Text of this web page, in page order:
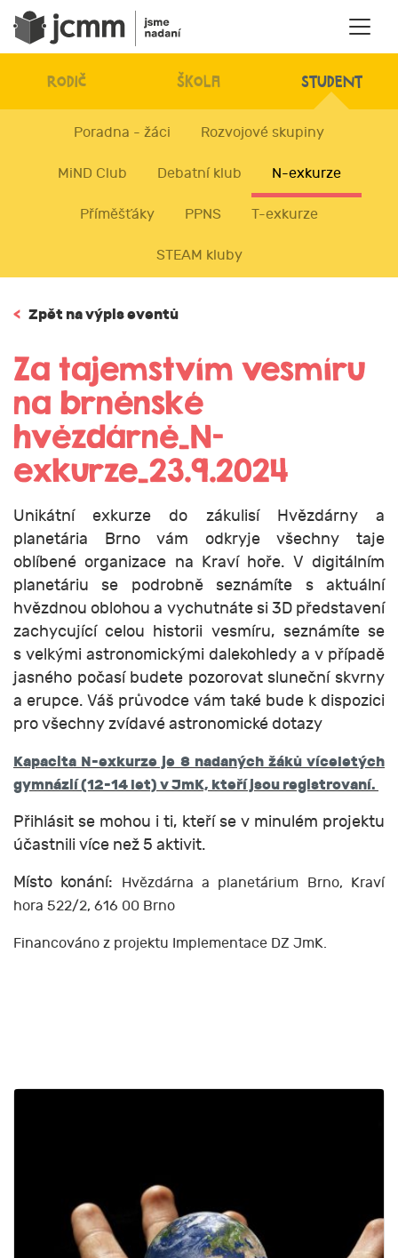
RODIČ ŠKOLA STUDENT
Poradna - žáci Rozvojové skupiny
MiND Club Debatní klub N-exkurze
Příměšťáky PPNS T-exkurze
STEAM kluby
< Zpět na výpis eventů
Za tajemstvím vesmíru
na brněnské
hvězdárně_N-
exkurze_23.9.2024
Unikátní exkurze do zákulisí Hvězdárny a
planetária Brno vám odkryje všechny taje
oblíbené organizace na Kraví hoře. V digitálním
planetáriu se podrobně seznámíte s aktuální
hvězdnou oblohou a vychutnáte si 3D představení
zachycující celou historii vesmíru, seznámíte se
s velkými astronomickými dalekohledy a v případě
jasného počasí budete pozorovat sluneční skvrny
a erupce. Váš průvodce vám také bude k dispozici
pro všechny zvídavé astronomické dotazy
Kapacita N-exkurze je 8 nadaných žáků víceletých
gymnázií (12-14 let) v JmK, kteří jsou registrovaní.
Přihlásit se mohou i ti, kteří se v minulém projektu
účastnili více než 5 aktivit.
Místo konání:
Hvězdárna a planetárium Brno, Kraví
hora 522/2, 616 00 Brno
Financováno z projektu Implementace DZ JmK.